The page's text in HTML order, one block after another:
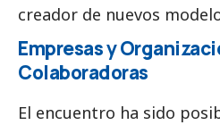
creador de nuevos
Empresas y
Colaboradoras
El encuentro ha sido